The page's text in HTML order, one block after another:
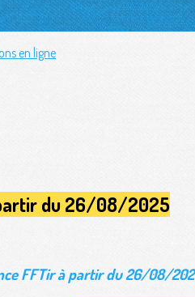
en ligne
du 26/08/2025
FFTir à partir du 26/08/